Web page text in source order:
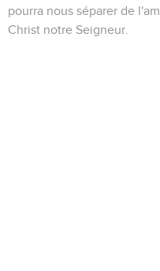
pourra nous séparer de
Christ notre Seigneur.